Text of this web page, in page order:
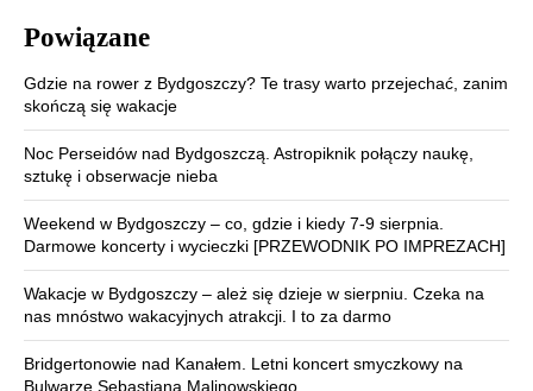
Powiązane
Gdzie na rower z Bydgoszczy? Te trasy warto przejechać, zanim
skończą się wakacje
Noc Perseidów nad Bydgoszczą. Astropiknik połączy naukę,
sztukę i obserwacje nieba
Weekend w Bydgoszczy – co, gdzie i kiedy 7-9 sierpnia.
Darmowe koncerty i wycieczki [PRZEWODNIK PO IMPREZACH]
Wakacje w Bydgoszczy – ależ się dzieje w sierpniu. Czeka na
nas mnóstwo wakacyjnych atrakcji. I to za darmo
Bridgertonowie nad Kanałem. Letni koncert smyczkowy na
Bulwarze Sebastiana Malinowskiego